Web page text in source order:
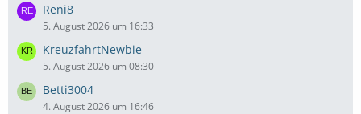
Reni8
5. August 2026 um 16:33
KreuzfahrtNewbie
5. August 2026 um 08:30
Betti3004
4. August 2026 um 16:46